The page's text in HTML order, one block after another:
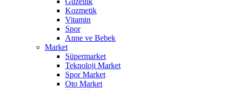
Kozmetik
Vitamin
Spor
Anne ve Bebek
Market
Süpermarket
Teknoloji Market
Spor Market
Oto Market